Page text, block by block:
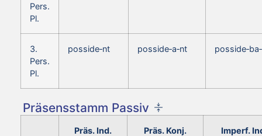
Pers.
Pl.
3.
Pers.
Pl.
posside‑nt posside‑a‑nt
Präsensstamm Passiv
Präs. Ind.
Präs. Konj.
Imperf.